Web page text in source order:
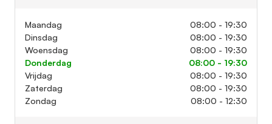
Maandag
08:00 - 19:30
Dinsdag
08:00 - 19:30
Woensdag
08:00 - 19:30
Donderdag
08:00 - 19:30
Vrijdag
08:00 - 19:30
Zaterdag
08:00 - 19:30
Zondag
08:00 - 12:30